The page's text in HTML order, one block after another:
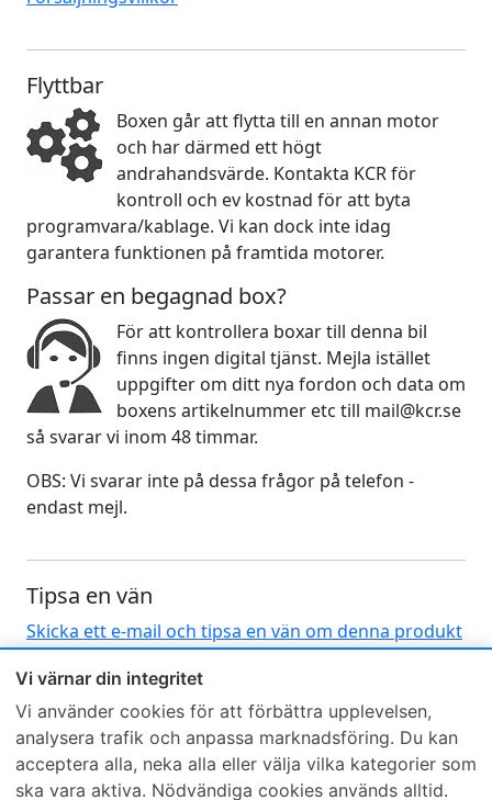
Vi värnar din integritet
Vi använder cookies för att förbättra upplevelsen,
analysera trafik och anpassa marknadsföring. Du kan
acceptera alla, neka alla eller välja vilka kategorier som
ska vara aktiva. Nödvändiga cookies används alltid.
Flyttbar
Boxen går att flytta till en annan motor
och har därmed ett högt
andrahandsvärde. Kontakta KCR för
kontroll och ev kostnad för att byta
programvara/kablage. Vi kan dock inte idag
garantera funktionen på framtida motorer.
Passar en begagnad box?
För att kontrollera boxar till denna bil
finns ingen digital tjänst. Mejla istället
uppgifter om ditt nya fordon och data om
boxens artikelnummer etc till mail@kcr.se
så svarar vi inom 48 timmar.
OBS: Vi svarar inte på dessa frågor på telefon -
endast mejl.
Tipsa en vän
Skicka ett e-mail och tipsa en vän om denna produkt